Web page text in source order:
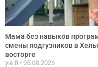
Мама без навыков
смены подгузников в
восторге
yle.fi 05.08.2026